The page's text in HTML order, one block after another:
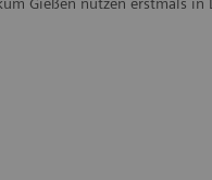
Gießen nutzen erstmals in